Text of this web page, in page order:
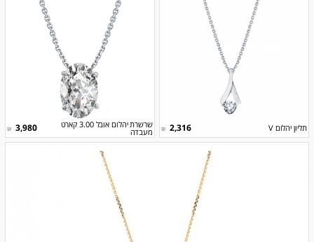
שרשרת יהלום אובל 3.00 קארט
מעבדה
3,980
₪ תליון יהלום V 2,316
₪